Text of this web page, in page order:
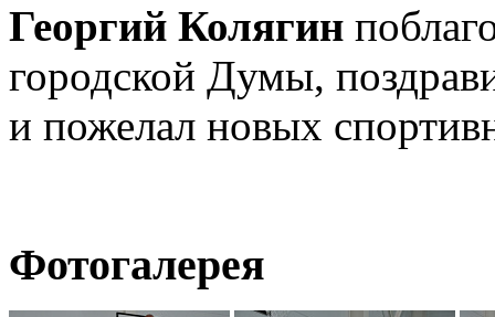
Георгий Колягин
городской Думы,
и пожелал новых
Фотогалерея